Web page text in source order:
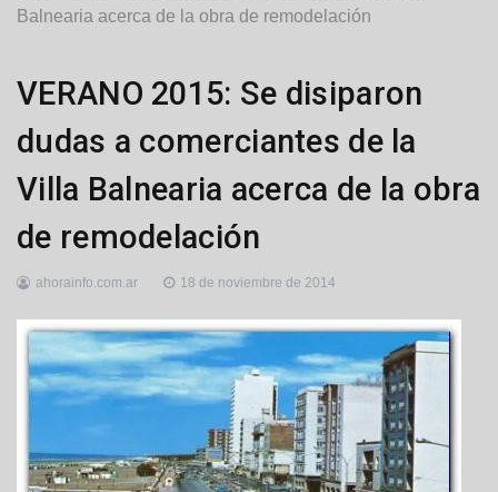
Balnearia acerca de la obra de remodelación
Locales
Turismo
VERANO 2015: Se disiparon
dudas a comerciantes de la
Villa Balnearia acerca de la obra
de remodelación
ahorainfo.com.ar 18 de noviembre de 2014